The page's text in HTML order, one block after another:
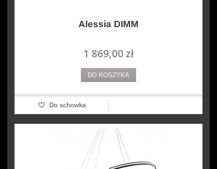
Alessia DIMM
1 869,00 zł
DO KOSZYKA
Do schowka